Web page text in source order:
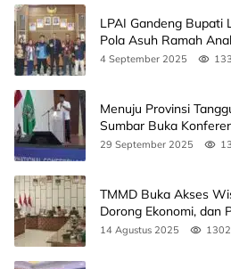
LPAI Gandeng Bupati
Pola Asuh Ramah
Ini Jadwalnya
4 September 2025
Menuju Provinsi
Sumbar Buka
Unand
29 September 2025
TMMD Buka Akses
Dorong Ekonomi, dan
14 Agustus 2025 1302